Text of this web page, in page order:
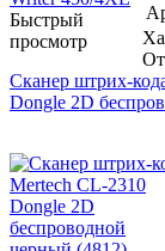
Быстрый
просмотр
Сканер штрих-
Dongle 2D